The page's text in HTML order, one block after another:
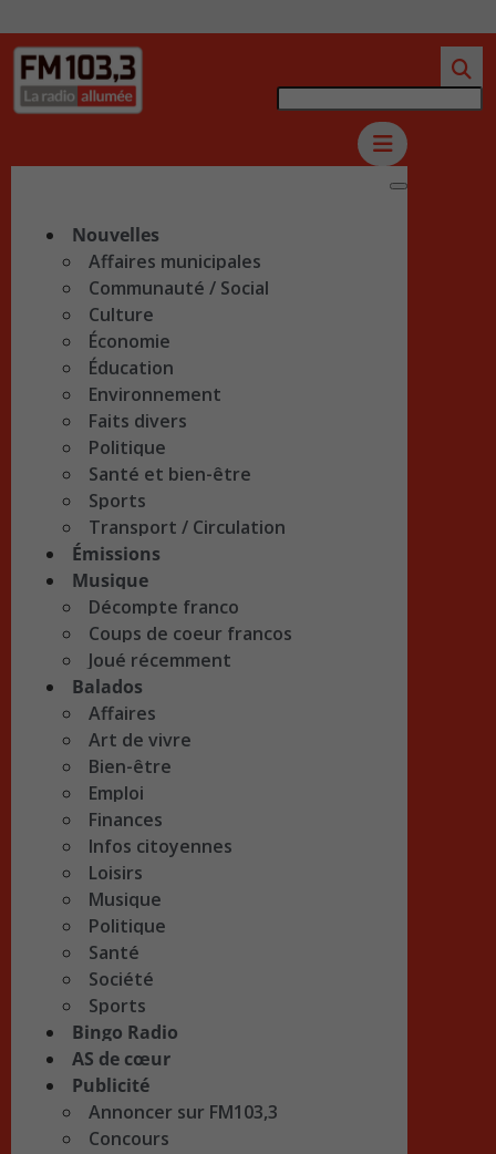
Nouvelles
Affaires municipales
Communauté / Social
Culture
Économie
Éducation
Environnement
Faits divers
Politique
Santé et bien-être
Sports
Transport / Circulation
Émissions
Musique
Décompte franco
Coups de coeur francos
Joué récemment
Balados
Affaires
Art de vivre
Bien-être
Emploi
Finances
Infos citoyennes
Loisirs
Musique
Politique
Santé
Société
Sports
Bingo Radio
AS de cœur
Publicité
Annoncer sur FM103,3
Concours